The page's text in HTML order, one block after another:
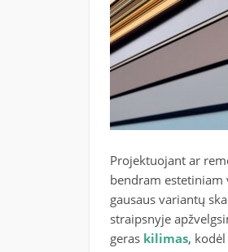
Projektuojant ar
bendram
gausaus variantų
straipsnyje
geras kilimas,